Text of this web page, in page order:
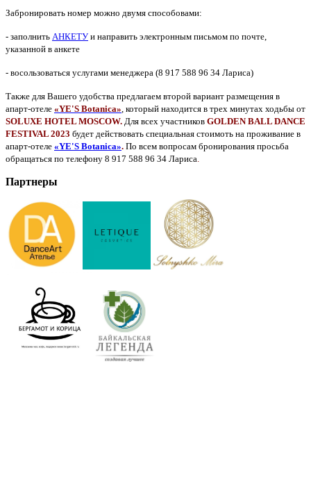
Забронировать номер можно двумя способовами:
- заполнить АНКЕТУ и направить электронным письмом по почте,
указанной в анкете
- восользоваться услугами менеджера (8 917 588 96 34 Лариса)
Также для Вашего удобства предлагаем второй вариант размещения в
апарт-отеле «YE'S Botanica», который находится в трех минутах ходьбы от
SOLUXE HOTEL MOSCOW. Для всех участников GOLDEN BALL DANCE
FESTIVAL 2023 будет действовать специальная стоимоть на проживание в
апарт-отеле «YE'S Botanica». По всем вопросам бронирования просьба
обращаться по телефону 8 917 588 96 34 Лариса.
Партнеры